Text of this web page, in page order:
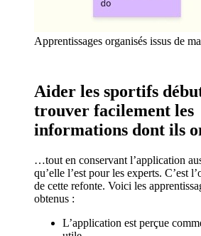
Apprentissages organisés issus de
Aider les sportifs
trouver facilement les
informations dont ils
…tout en conservant l’application
qu’elle l’est pour les experts. C’est
de cette refonte. Voici les
obtenus :
L’application est perçue